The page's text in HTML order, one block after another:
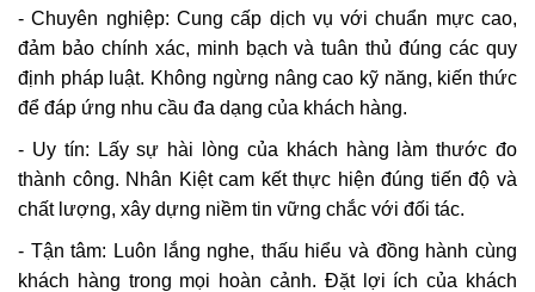
- Chuyên nghiệp: Cung cấp dịch vụ với chuẩn mực cao,
đảm bảo chính xác, minh bạch và tuân thủ đúng các quy
định pháp luật. Không ngừng nâng cao kỹ năng, kiến thức
để đáp ứng nhu cầu đa dạng của khách hàng.
- Uy tín:
Lấy sự hài lòng của khách hàng làm thước đo
thành công. Nhân Kiệtcam kết thực hiện đúng tiến độ và
chất lượng, xây dựng niềm tin vững chắc với đối tác.
- Tận tâm: Luôn lắng nghe, thấu hiểu và đồng hành cùng
khách hàng trong mọi hoàn cảnh. Đặt lợi ích của khách